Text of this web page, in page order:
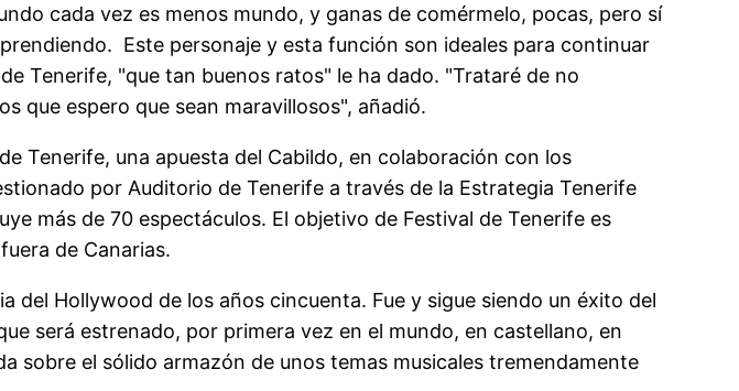
cada vez es menos mundo, y ganas de comérmelo, pocas, pero sí
Este personaje y esta función son ideales para continuar
Tenerife, "que tan buenos ratos" le ha dado. "Trataré de no
que espero que sean maravillosos", añadió.
Tenerife, una apuesta del Cabildo, en colaboración con los
por Auditorio de Tenerife a través de la Estrategia Tenerife
más de 70 espectáculos. El objetivo de Festival de Tenerife es
de Canarias.
del Hollywood de los años cincuenta. Fue y sigue siendo un éxito del
será estrenado, por primera vez en el mundo, en castellano, en
sobre el sólido armazón de unos temas musicales tremendamente